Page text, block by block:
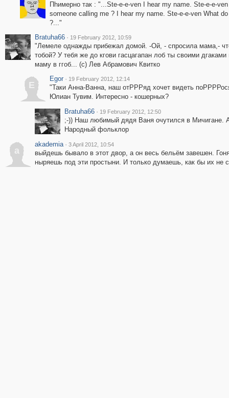
Пhимерно так : "...Ste-e-e-ven I hear my name. Ste-e-e-
someone calling me ? I hear my name. Ste-e-e-ven What
?..."
Bratuha66 · 19 February 2012, 10:59
"Лемеле однажды прибежал домой. -Ой, - спросила мама,-
тобой? У тебя же до кгови гасцагапан лоб ты своими дгаками
маму в ггоб... (с) Лев Абрамович Квитко
E
Egor · 19 February 2012, 12:14
"Таки Анна-Ванна, наш отРРРяд хочет видеть
Юлиан Тувим. Интересно - кошерных?
Bratuha66 · 19 February 2012, 12:50
;-)) Наш любимый дядя Ваня очутился в Мичигане.
Народный фольклор
a
akademia · 3 April 2012, 10:54
выйдешь бывало в этот двор, а он весь бельём завешен.
ныряешь под эти простыни. И только думаешь, как бы их не